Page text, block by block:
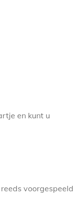
en kunt u